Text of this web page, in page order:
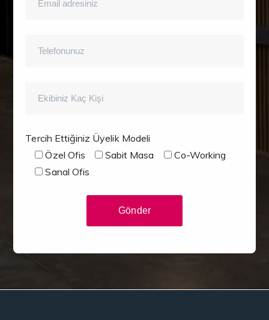
Tercih Ettiğiniz Üyelik Modeli
Özel Ofis
Sabit Masa
Co-Working
Sanal Ofis